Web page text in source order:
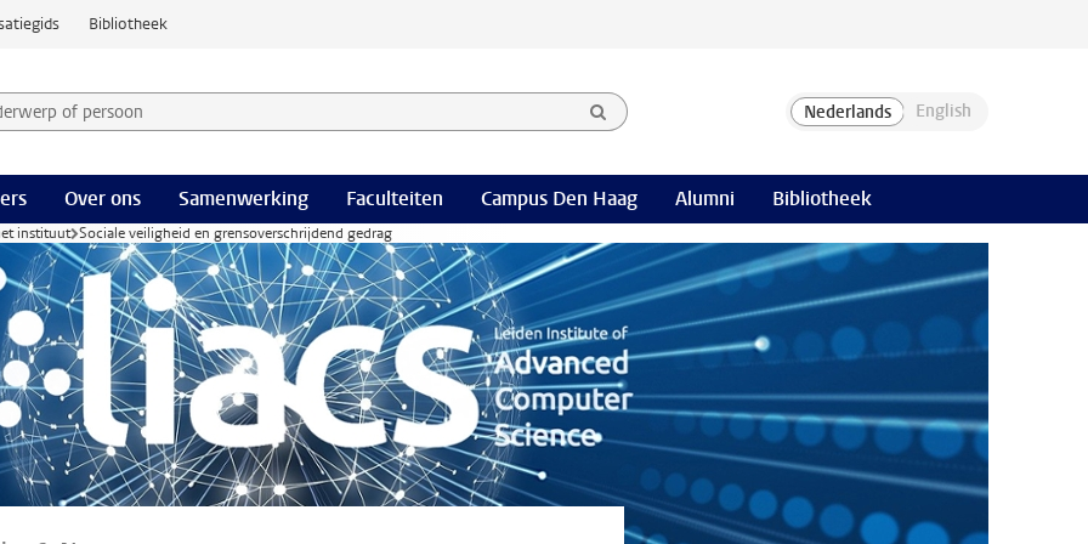
Bibliotheek
of persoon en selecteer categorie
Over ons Samenwerking Faculteiten Campus Den Haag Alumni Bibliotheek
instituut Sociale veiligheid en grensoverschrijdend gedrag